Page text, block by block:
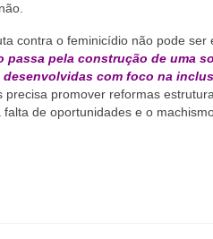
contra o feminicídio não pode ser
pela construção de uma
com foco na
promover reformas
de oportunidades e o